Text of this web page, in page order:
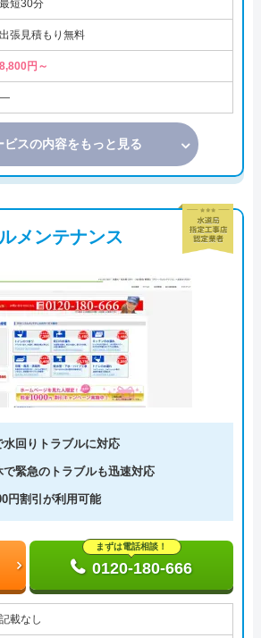
最短30分
出張見積もり無料
8,800円～
―
ビスの内容をもっと見る
メンテナンス
回りトラブルに対応
緊急のトラブルも迅速対応
円割引が利用可能
まずは電話相談！
0120-180-666
記載なし